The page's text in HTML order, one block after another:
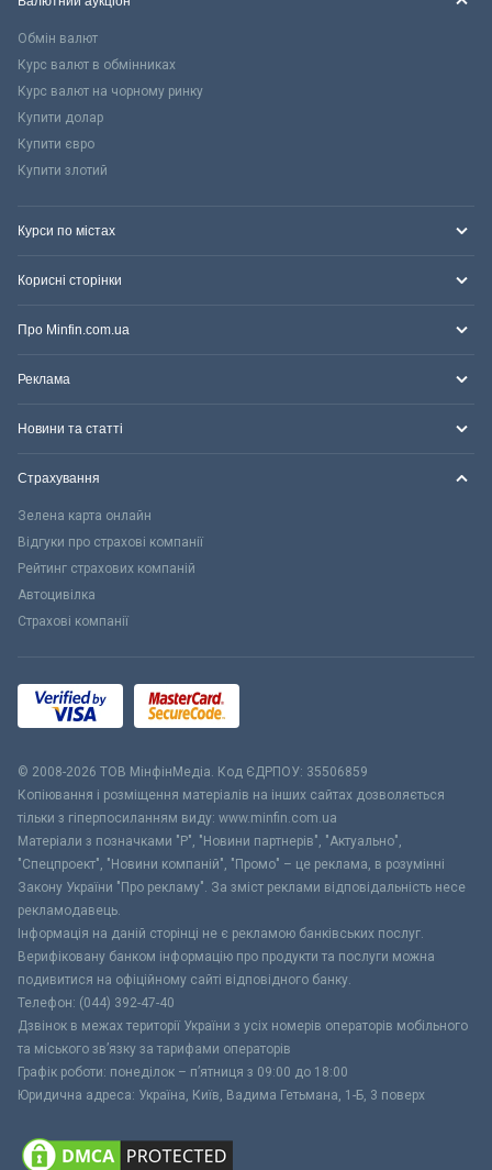
Обмін валют
Курс валют в обмінниках
Курс валют на чорному ринку
Купити долар
Купити євро
Купити злотий
Курси по містах
Корисні сторінки
Про Minfin.com.ua
Реклама
Новини та статті
Страхування
Зелена карта онлайн
Відгуки про страхові компанії
Рейтинг страхових компаній
Автоцивілка
Страхові компанії
© 2008-2026 ТОВ МiнфiнМедiа. Код ЄДРПОУ: 35506859
Копіювання і розміщення матеріалів на інших сайтах дозволяється
тільки з гіперпосиланням виду: www.minfin.com.ua
Матеріали з позначками "Р", "Новини партнерів", "Актуально",
"Спецпроект", "Новини компаній", "Промо" – це реклама, в розумінні
Закону України "Про рекламу". За зміст реклами відповідальність несе
рекламодавець.
Інформація на даній сторінці не є рекламою банківських послуг.
Верифіковану банком інформацію про продукти та послуги можна
подивитися на офіційному сайті відповідного банку.
Телефон: (044) 392-47-40
Дзвінок в межах території України з усіх номерів операторів мобільного
та міського зв’язку за тарифами операторів
Графік роботи: понеділок – п’ятниця з 09:00 до 18:00
Юридична адреса: Україна, Київ, Вадима Гетьмана, 1-Б, 3 поверх